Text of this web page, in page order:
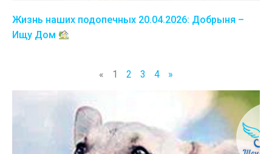
Жизнь наших подопечных 20.04.2026: Добрыня –
Ищу Дом
« 1 2 3 4 »